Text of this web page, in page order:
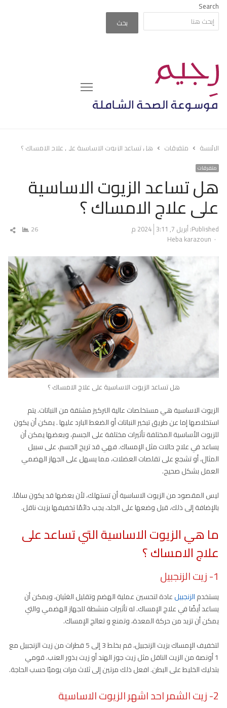
Search
بحث
Menu
الرئيسة متفرقات هل تساعد الزيوت الاساسية على علاج الامساك ؟
متفرقات
هل تساعد الزيوت الاساسية
على علاج الامساك ؟
Published: أبريل 7, 2024 3:11 م
Author
Heba karazoun
26
هل تساعد الزيوت الاساسية على علاج الامساك ؟
الزيوت الاساسية هي مستخلصات عالية التركيز مشتقة من النباتات. يتم
استخلاصها إما عن طريق تبخير النباتات أو الضغط البارد عليها . يمكن أن يكون
للزيوت الأساسية المختلفة تأثيرات مختلفة على الجسم، وبعضها يمكن أن
يساعد في علاج حالات مثل الإمساك. فهي قد تريح الجسم، على سبيل
المثال، أو تشجع على تقلصات العضلات، مما يسهل على الجهاز الهضمي
العمل بشكل صحيح.
ليس المقصود من الزيوت الاساسية أن تستهلك، لأن بعضها قد يكون سامًا.
بالإضافة إلى ذلك، قبل وضعها على الجلد، يجب دائمًا تخفيفها بزيت ناقل.
ما هي الزيوت الاساسية التي تساعد على
علاج الامساك ؟
1- زيت الزنجبيل
يستخدمالزنجبيلعادة لتحسين عملية الهضم وتقليل الغثيان، ويمكن أن
يساعد أيضًا في علاج الإمساك. له تأثيرات منشطة للجهاز الهضمي والتي
يمكن أن تزيد من حركة المعدة، وتمنع و تعالج الإمساك.
لتخفيف الإمساك بزيت الزنجبيل، قم بخلط 3 إلى 5 قطرات من زيت الزنجبيل مع
1 أونصة من الزيت الناقل مثل زيت جوز الهند أو زيت بذور العنب. قومي
بتدليك الخليط على البطن. افعل ذلك مرتين إلى ثلاث مرات يوميًا حسب الحاجة.
2- زيت الشمر احد اشهر الزيوت الاساسية